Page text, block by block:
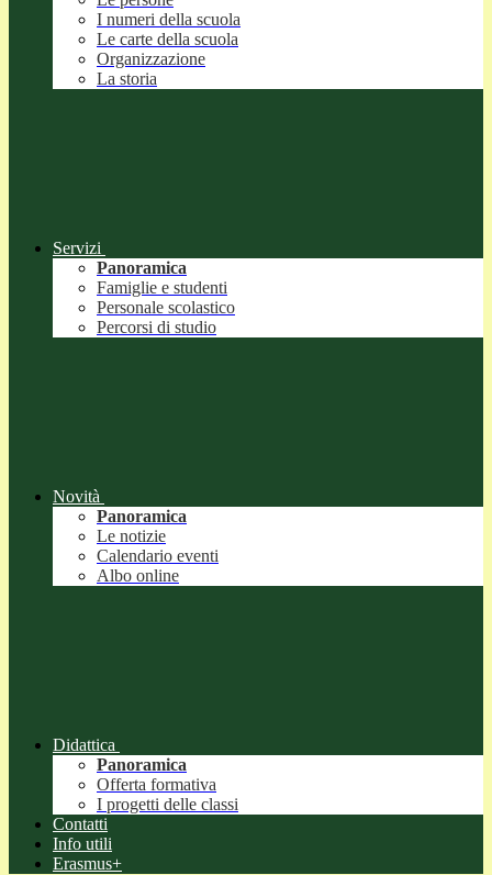
I numeri della scuola
Le carte della scuola
Organizzazione
La storia
Servizi
Panoramica
Famiglie e studenti
Personale scolastico
Percorsi di studio
Novità
Panoramica
Le notizie
Calendario eventi
Albo online
Didattica
Panoramica
Offerta formativa
I progetti delle classi
Contatti
Info utili
Erasmus+